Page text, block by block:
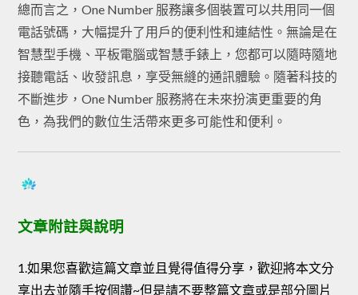
總而言之，One Number 服務讓多個裝置可以共用同一個
電話號碼，大幅提升了用戶的便利性和連結性。無論是在
智慧型手機、平板電腦或智慧手錶上，您都可以隨時隨地
接聽電話、收發訊息，享受無縫的通訊體驗。隨著科技的
不斷進步，One Number 服務將在未來扮演更重要的角
色，為我們的數位生活帶來更多可能性和便利。
文章附註與說明
1.如果您喜歡這篇文章並且覺得值得分享，歡迎將本文分
享出去並隨手按個讚~但是請不要整篇文章或是部分圖片